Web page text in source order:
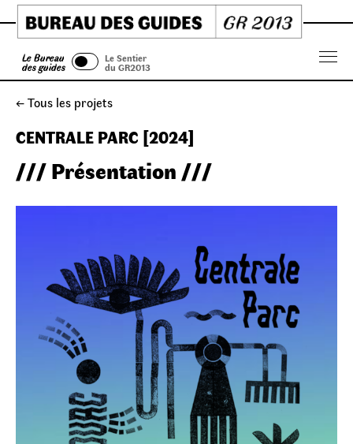
Skip
to
content
Le Bureau
des guides
Le Sentier
du GR2013
← Tous les projets
CENTRALE PARC [2024]
/// Présentation ///